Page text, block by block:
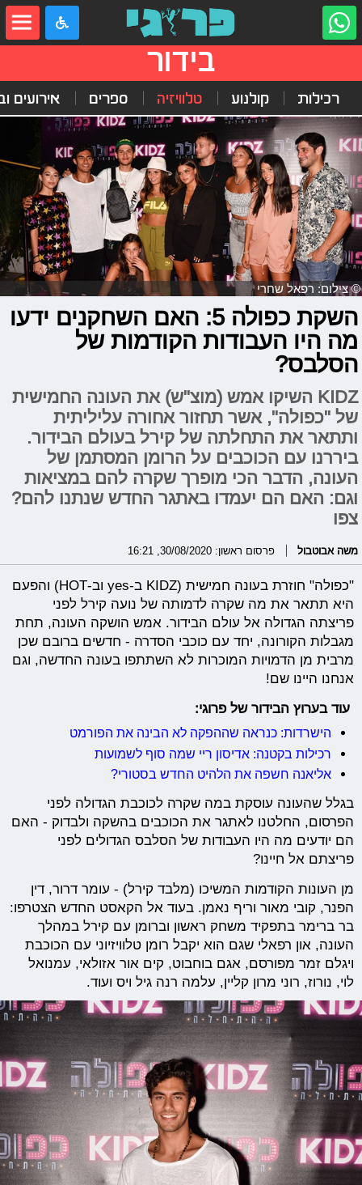
בידור
רכילות קולנוע טלוויזיה ספרים אירועים
© צילום: רפאל שחרי
השקת כפולה 5: האם השחקנים ידעו
מה היו העבודות הקודמות של
הסלבס?
KIDZ השיקו אמש (מוצ"ש) את העונה החמישית
של "כפולה", אשר תחזור אחורה עליליתית
ותתאר את התחלתה של קירל בעולם הבידור.
ביררנו עם הכוכבים על הרומן המסתמן של
העונה, הדבר הכי מופרך שקרה להם במציאות
וגם: האם הם יעמדו באתגר החדש שנתנו להם?
צפו
משה אבוטבול פרסום ראשון: 30/08/2020, 16:21
"כפולה" חוזרת בעונה חמישית (KIDZ ב-yes וב-HOT) והפעם
היא תתאר את מה שקרה לדמותה של נועה קירל לפני
פריצתה הגדולה אל עולם הבידור. אמש הושקה העונה, תחת
מגבלות הקורונה, יחד עם כוכבי הסדרה - חדשים ברובם שכן
מרבית מן הדמויות המוכרות לא השתתפו בעונה החדשה, וגם
אנחנו היינו שם!
עוד בערוץ הבידור של פרוגי:
הישרדות: כנראה שההפקה לא הבינה את הפורמט
רכילות בקטנה: אדיסון ריי שמה סוף לשמועות
אליאנה חשפה את הלהיט החדש בסטורי?
בגלל שהעונה עוסקת במה שקרה לכוכבת הגדולה לפני
הפרסום, החלטנו לאתגר את הכוכבים בהשקה ולבדוק - האם
הם יודעים מה היו העבודות של הסלבס הגדולים לפני
פריצתם אל חיינו?
מן העונות הקודמות המשיכו (מלבד קירל) - עומר דרור, דין
הפנר, קובי מאור וריף נאמן. בעוד אל הקאסט החדש הצטרפו:
בר ברימר בתפקיד משחק ראשון וברומן עם קירל במהלך
העונה, און רפאלי שגם הוא יקבל רומן טלוויזיוני עם הכוכבת
ויגלם זמר מפורסם, אגם בוחבוט, קים אור אזולאי, עמנואל
לוי, נורוז, רוני מרון קליין, עלמה רנה גיל ויס ועוד.